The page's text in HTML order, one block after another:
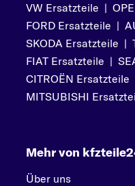
VW Ersatzteile |
FORD Ersatzteile |
SKODA Ersatzteile |
FIAT Ersatzteile |
CITROËN Ersatzteile
MITSUBISHI
Mehr von
Über uns